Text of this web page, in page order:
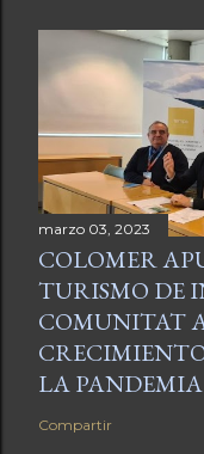
marzo 03, 2023
COLOMER
TURISMO DE
COMUNITAT
LA PANDEMIA
Compartir